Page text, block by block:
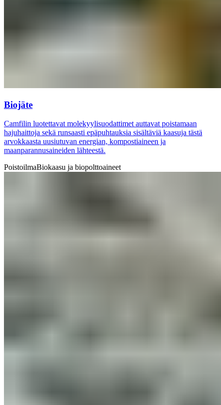
Biojäte
Camfilin luotettavat molekyylisuodattimet auttavat poistamaan
hajuhaittoja sekä runsaasti epäpuhtauksia sisältäviä kaasuja tästä
arvokkaasta uusiutuvan energian, kompostiaineen ja
maanparannusaineiden lähteestä.
PoistoilmaBiokaasu ja biopolttoaineet